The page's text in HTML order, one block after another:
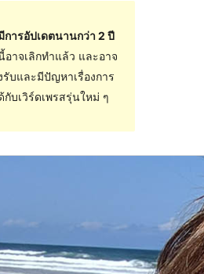
การอัปเดตนานกว่า 2 ปี
าจเลิกทำแล้ว และอาจ
รับและมีปัญหาเรื่องการ
กับเวิร์ดเพรสรุ่นใหม่ ๆ